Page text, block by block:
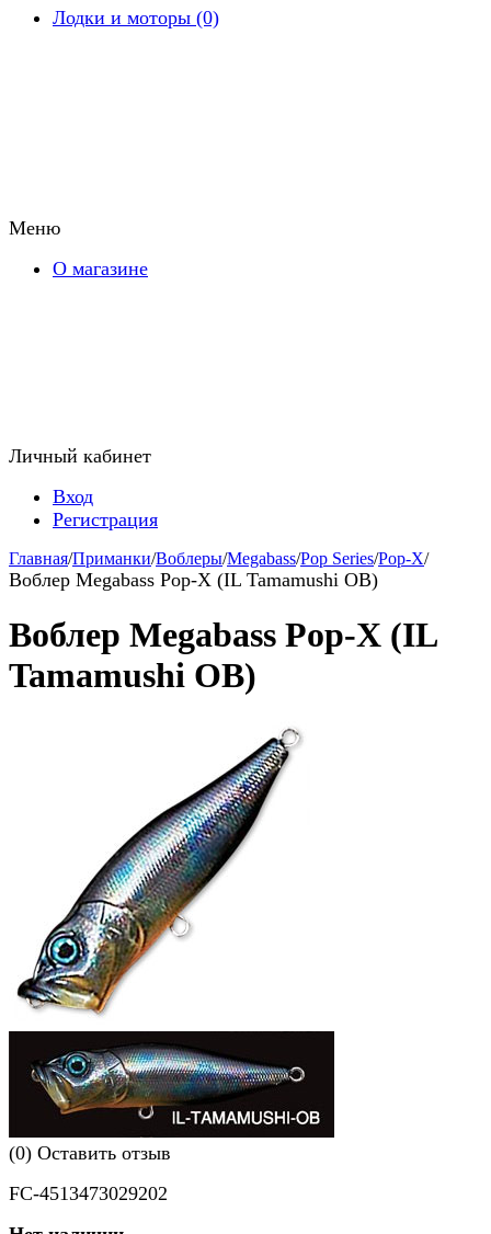
Лодки и моторы (0)
Меню
О магазине
Личный кабинет
Вход
Регистрация
Главная/Приманки/Воблеры/Megabass/Pop Series/Pop-X/
Воблер Megabass Pop-X (IL Tamamushi OB)
Воблер Megabass Pop-X (IL
Tamamushi OB)
(0) Оставить отзыв
FC-4513473029202